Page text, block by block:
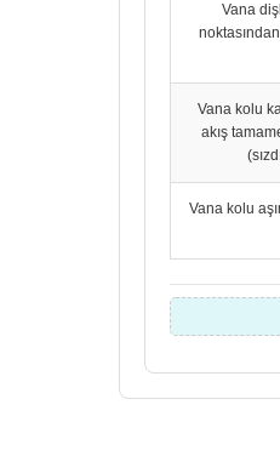
Vana
noktasından
Vana kolu
akış
Vana kolu